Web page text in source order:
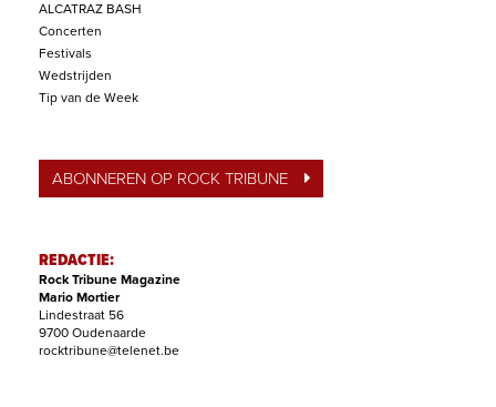
ALCATRAZ BASH
Concerten
Festivals
Wedstrijden
Tip van de Week
ABONNEREN OP ROCK TRIBUNE
REDACTIE:
Rock Tribune Magazine
Mario Mortier
Lindestraat 56
9700 Oudenaarde
rocktribune@telenet.be